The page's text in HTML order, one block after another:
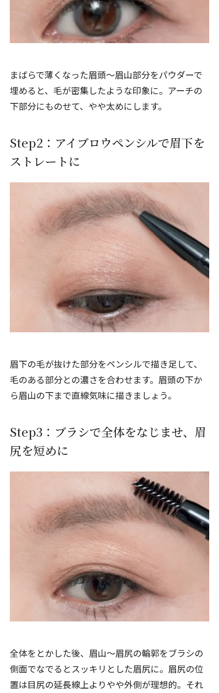
まばらで薄くなった眉頭～眉山部分をパウダーで
埋めると、毛が密集したような印象に。アーチの
下部分にものせて、やや太めにします。
Step2：アイブロウペンシルで眉下を
ストレートに
眉下の毛が抜けた部分をペンシルで描き足して、
毛のある部分との濃さを合わせます。眉頭の下か
ら眉山の下まで直線気味に描きましょう。
Step3：ブラシで全体をなじませ、眉
尻を短めに
全体をとかした後、眉山～眉尻の輪郭をブラシの
側面でなでるとスッキリとした眉尻に。眉尻の位
置は目尻の延長線上よりやや外側が理想的。それ